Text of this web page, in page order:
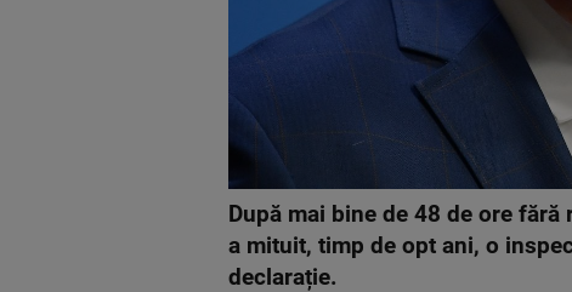
După mai bine de 48 de ore
a mituit, timp de opt ani, o
declarație.